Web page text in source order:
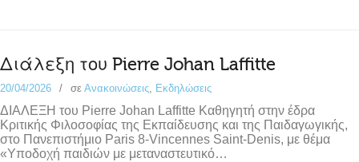
Διάλεξη του Pierre Johan Laffitte
20/04/2026 σε Ανακοινώσεις, Εκδηλώσεις
ΔΙΑΛΕΞΗ του Pierre Johan Laffitte Καθηγητή στην έδρα
Κριτικής Φιλοσοφίας της Εκπαίδευσης και της Παιδαγωγικής,
στο Πανεπιστήμιο Paris 8-Vincennes Saint-Denis, με θέμα
«Υποδοχή παιδιών με μεταναστευτικό…